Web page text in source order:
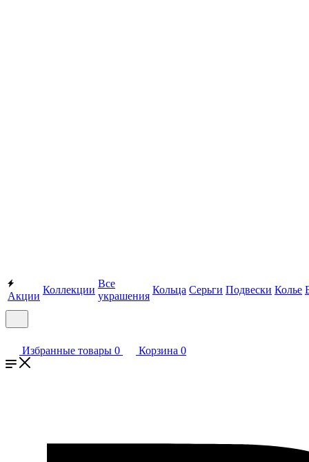
Акции
Коллекции
Все
украшения
Кольца Серьги Подвески Колье
Избранные товары 0 Корзина 0